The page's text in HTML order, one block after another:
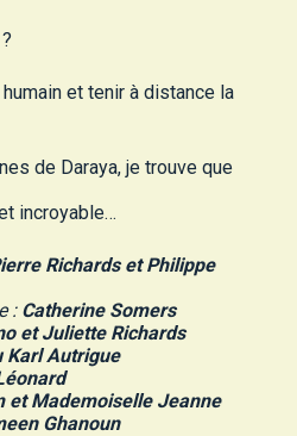
et tenir à distance la
de Daraya, je trouve que
incroyable…
Richards et Philippe
:Catherine Somers
et Juliette Richards
Karl Autrigue
et Mademoiselle Jeanne
Ghanoun